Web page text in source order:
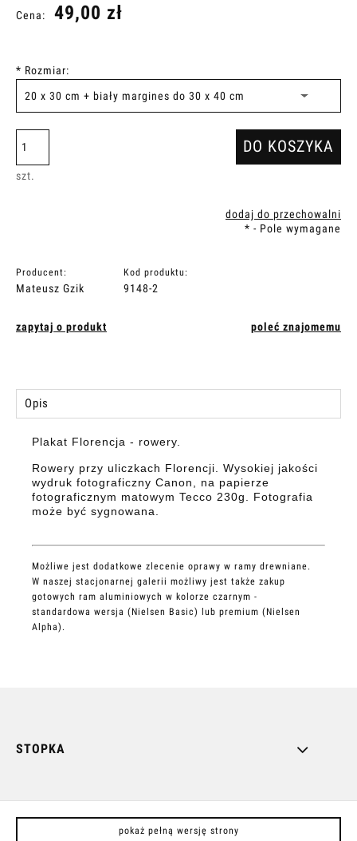
Cena: 49,00 zł
* Rozmiar:
szt.
DO KOSZYKA
dodaj do przechowalni
* - Pole wymagane
Producent:
Mateusz Gzik
Kod produktu:
9148-2
zapytaj o produkt poleć znajomemu
Opis
Plakat Florencja - rowery.
Rowery przy uliczkach Florencji. Wysokiej jakości
wydruk fotograficzny Canon, na papierze
fotograficznym matowym Tecco 230g. Fotografia
może być sygnowana.
Możliwe jest dodatkowe zlecenie oprawy w ramy drewniane.
W naszej stacjonarnej galerii możliwy jest także zakup
gotowych ram aluminiowych w kolorze czarnym -
standardowa wersja (Nielsen Basic) lub premium (Nielsen
Alpha).
STOPKA
pokaż pełną wersję strony